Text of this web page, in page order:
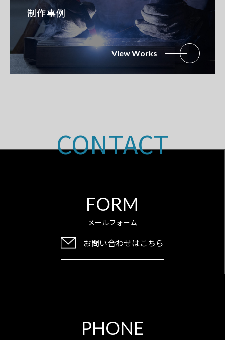
制作事例
View Works
CONTACT
FORM
メールフォーム
お問い合わせはこちら
PHONE